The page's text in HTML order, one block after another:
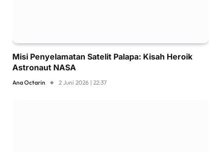
Misi Penyelamatan Satelit Palapa: Kisah Heroik
Astronaut NASA
Ana Octarin 2 Juni 2026 | 22:37